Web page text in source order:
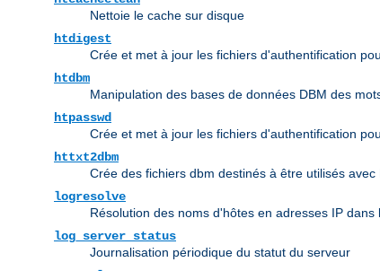
Nettoie le cache sur disque
htdigest
Crée et met à jour les fichiers d'authentification
htdbm
Manipulation des bases de données DBM des
htpasswd
Crée et met à jour les fichiers d'authentification
httxt2dbm
Crée des fichiers dbm destinés à être utilisés avec
logresolve
Résolution des noms d'hôtes en adresses IP
log_server_status
Journalisation périodique du statut du serveur